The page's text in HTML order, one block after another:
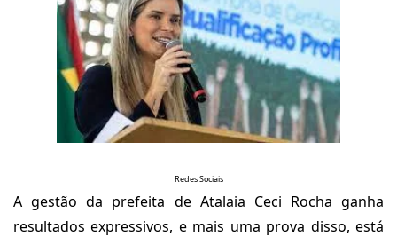
Redes Sociais
A gestão da prefeita de Atalaia Ceci Rocha ganha
resultados expressivos, e mais uma prova disso, está